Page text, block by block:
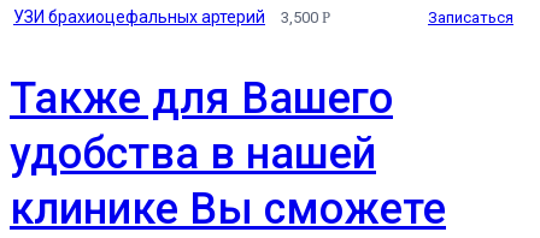
УЗИ брахиоцефальных артерий 3,500 Р Записаться
Также для Вашего
удобства в нашей
клинике Вы сможете